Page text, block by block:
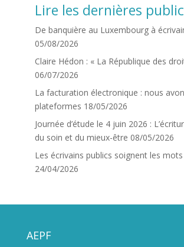
Lire les dernières
De banquière au Luxembourg à
05/08/2026
Claire Hédon : « La République des
06/07/2026
La facturation électronique : nous
plateformes 18/05/2026
Journée d’étude le 4 juin 2026 :
du soin et du mieux-être 08/05/2026
Les écrivains publics soignent les
24/04/2026
AEPF